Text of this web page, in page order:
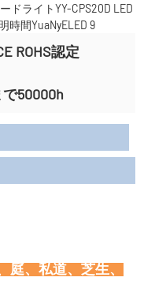
ROHS認定
50000h
庭、私道、芝生、